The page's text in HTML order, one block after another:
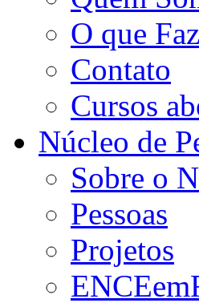
O que
Contato
Cursos
Núcleo de
Sobre o
Pessoas
Projetos